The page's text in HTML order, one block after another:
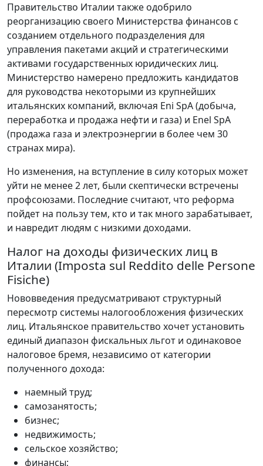
Правительство Италии также одобрило
реорганизацию своего Министерства финансов с
созданием отдельного подразделения для
управления пакетами акций и стратегическими
активами государственных юридических лиц.
Министерство намерено предложить кандидатов
для руководства некоторыми из крупнейших
итальянских компаний, включая Eni SpA (добыча,
переработка и продажа нефти и газа) и Enel SpA
(продажа газа и электроэнергии в более чем 30
странах мира).
Но изменения, на вступление в силу которых может
уйти не менее 2 лет, были скептически встречены
профсоюзами. Последние считают, что реформа
пойдет на пользу тем, кто и так много зарабатывает,
и навредит людям с низкими доходами.
Налог на доходы физических лиц в
Италии (Imposta sul Reddito delle Persone
Fisiche)
Нововведения предусматривают структурный
пересмотр системы налогообложения физических
лиц. Итальянское правительство хочет установить
единый диапазон фискальных льгот и одинаковое
налоговое бремя, независимо от категории
полученного дохода:
наемный труд;
самозанятость;
бизнес;
недвижимость;
сельское хозяйство;
финансы;